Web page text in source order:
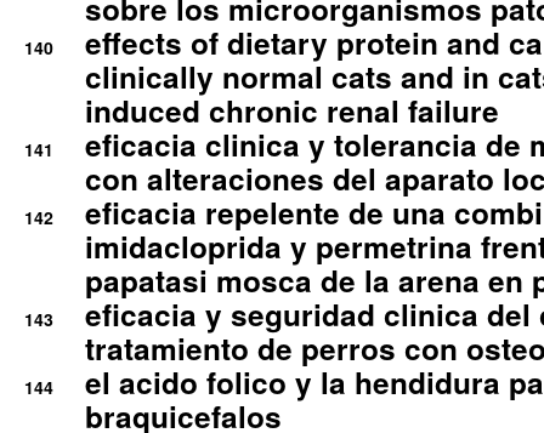
sobre los microorganismos
140
effects of dietary protein and
clinically normal cats and in
induced chronic renal failure
141
eficacia clinica y tolerancia de
con alteraciones del aparato
142
eficacia repelente de una
imidacloprida y permetrina
papatasi mosca de la arena en
143
eficacia y seguridad clinica del
tratamiento de perros con
144
el acido folico y la hendidura
braquicefalos